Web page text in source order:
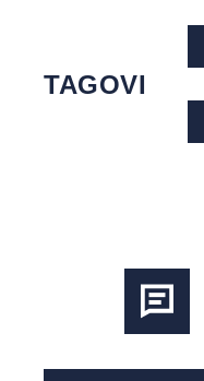
TAGOVI